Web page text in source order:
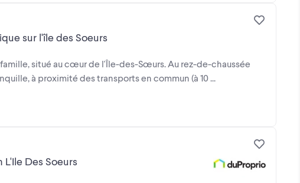
sur l'île des Soeurs
situé au cœur de l'Île-des-Sœurs. Au rez-de-chaussée
à proximité des transports en commun (à 10 ...
Des Soeurs